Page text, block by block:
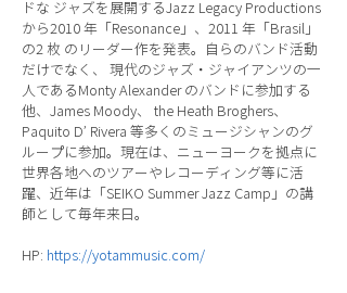
ドな ジャズを展開するJazz Legacy Productions
から2010 年「Resonance」、2011 年「Brasil」
の2 枚 のリーダー作を発表。自らのバンド活動
だけでなく、 現代のジャズ・ジャイアンツの一
人であるMonty Alexander のバンドに参加する
他、James Moody、 the Heath Broghers、
Paquito D’ Rivera 等多くのミュージシャンのグ
ループに参加。現在は、ニューヨークを拠点に
世界各地へのツアーやレコーディング等に活
躍、近年は「SEIKO Summer Jazz Camp」の講
師として毎年来日。
HP: https://yotammusic.com/